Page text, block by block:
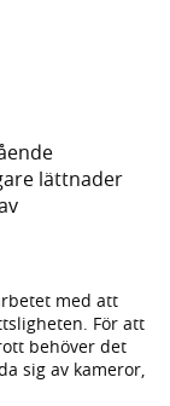
lättnader
med att
För att
behöver det
sig av kameror,